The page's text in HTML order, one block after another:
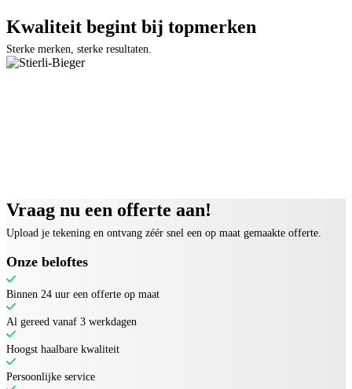
Kwaliteit begint bij topmerken
Sterke merken, sterke resultaten.
Vraag nu een offerte aan!
Upload je tekening en ontvang zéér snel een op maat gemaakte offerte.
Onze beloftes
Binnen 24 uur een offerte op maat
Al gereed vanaf 3 werkdagen
Hoogst haalbare kwaliteit
Persoonlijke service